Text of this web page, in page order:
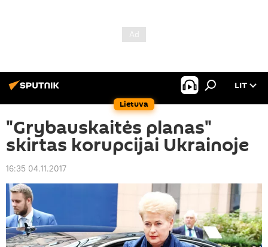
Lietuva
LIT
"Grybauskaitės planas"
skirtas korupcijai Ukrainoje
16:35 04.11.2017